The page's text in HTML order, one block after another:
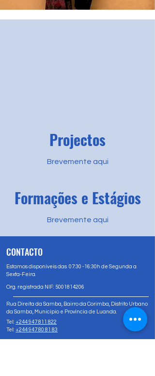
Projectos
Brevemente aqui
Formações e Estágios
Brevemente aqui
CONTACTO
Estamos disponíveis das 07:30 -16:30h de Segunda a
Sexta-Feira.
Org. registrada NIF: 5001814206
Rua Direita da Samba, Bairro da Corimba, Distrito Urbano
da Samba, Município e Província de Luanda.
Tel: +244 947 811 822
Tel: +244 947 80 81 83